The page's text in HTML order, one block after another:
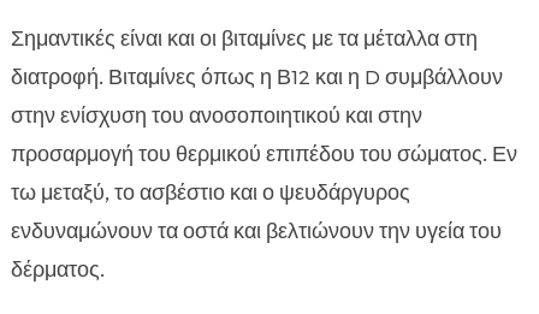
Σημαντικές είναι και οι βιταμίνες με τα μέταλλα στη
διατροφή. Βιταμίνες όπως η Β12 και η D συμβάλλουν
στην ενίσχυση του ανοσοποιητικού και στην
προσαρμογή του θερμικού επιπέδου του σώματος. Εν
τω μεταξύ, το ασβέστιο και ο ψευδάργυρος
ενδυναμώνουν τα οστά και βελτιώνουν την υγεία του
δέρματος.